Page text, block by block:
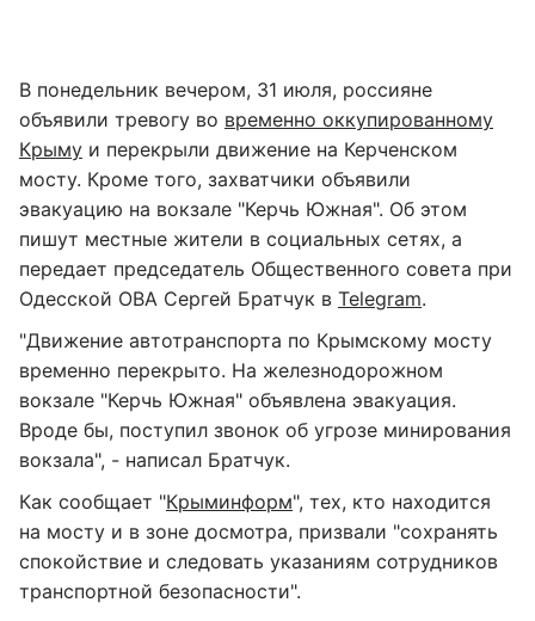
В понедельник вечером, 31 июля, россияне
объявили тревогу во временно оккупированному
Крыму и перекрыли движение на Керченском
мосту. Кроме того, захватчики объявили
эвакуацию на вокзале "Керчь Южная". Об этом
пишут местные жители в социальных сетях, а
передает председатель Общественного совета при
Одесской ОВА Сергей Братчук в Telegram.
"Движение автотранспорта по Крымскому мосту
временно перекрыто. На железнодорожном
вокзале "Керчь Южная" объявлена эвакуация.
Вроде бы, поступил звонок об угрозе минирования
вокзала", - написал Братчук.
Как сообщает "Крыминформ", тех, кто находится
на мосту и в зоне досмотра, призвали "сохранять
спокойствие и следовать указаниям сотрудников
транспортной безопасности".